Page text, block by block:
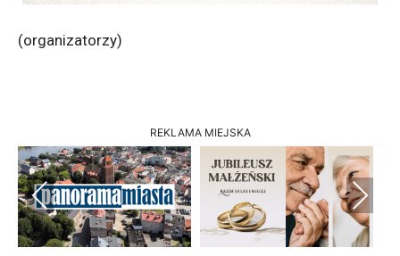
(organizatorzy)
REKLAMA MIEJSKA
Previous Next